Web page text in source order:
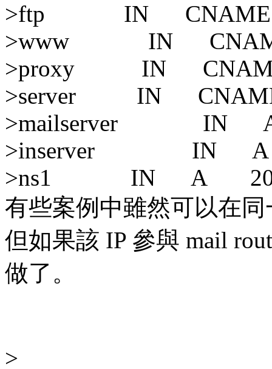
>ftp IN CNAME
>www IN CNAME
>proxy IN CNAME
>server IN CNAME
>mailserver IN A
>inserver IN A
>ns1 IN A
有些案例中雖然可以在
但如果該 IP 參與 mail
做了。
>